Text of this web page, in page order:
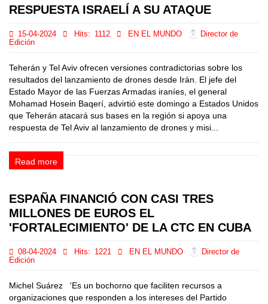
RESPUESTA ISRAELÍ A SU ATAQUE
15-04-2024 Hits: 1112 EN EL MUNDO
Director de
Edición
Teherán y Tel Aviv ofrecen versiones contradictorias sobre los
resultados del lanzamiento de drones desde Irán. El jefe del
Estado Mayor de las Fuerzas Armadas iraníes, el general
Mohamad Hosein Baqerí, advirtió este domingo a Estados Unidos
que Teherán atacará sus bases en la región si apoya una
respuesta de Tel Aviv al lanzamiento de drones y misi...
Read more
ESPAÑA FINANCIÓ CON CASI TRES
MILLONES DE EUROS EL
'FORTALECIMIENTO' DE LA CTC EN CUBA
08-04-2024 Hits: 1221 EN EL MUNDO
Director de
Edición
Michel Suárez 'Es un bochorno que faciliten recursos a
organizaciones que responden a los intereses del Partido